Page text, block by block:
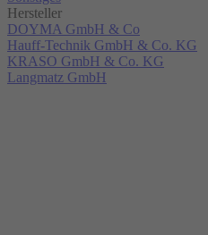
Hersteller
DOYMA GmbH & Co
Hauff-Technik GmbH & Co. KG
KRASO GmbH & Co. KG
Langmatz GmbH